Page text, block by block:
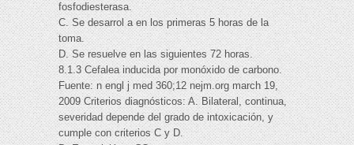
fosfodiesterasa.
C. Se desarrol a en los primeras 5 horas de la
toma.
D. Se resuelve en las siguientes 72 horas.
8.1.3 Cefalea inducida por monóxido de carbono.
Fuente: n engl j med 360;12 nejm.org march 19,
2009 Criterios diagnósticos: A. Bilateral, continua,
severidad depende del grado de intoxicación, y
cumple con criterios C y D.